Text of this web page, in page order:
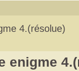
4.(résolue)
enigme